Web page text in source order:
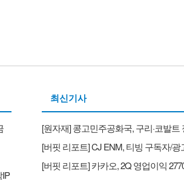
최신기사